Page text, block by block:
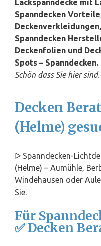
Lackspanndecke mit
Spanndecken
Spanndecken
Deckenfolien und
Spots – Spanndecken.
Schön dass Sie hier sind.
Decken
(Helme)
ᐅ Spanndecken-
(Helme) – Aumühle,
Windehausen oder
Sie.
Für
✅ Decken